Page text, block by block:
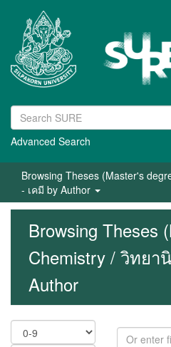
Advanced Search
Browsing Theses (Master's
- เคมี by Author
Browsing Theses
Chemistry / วิทยา
Author